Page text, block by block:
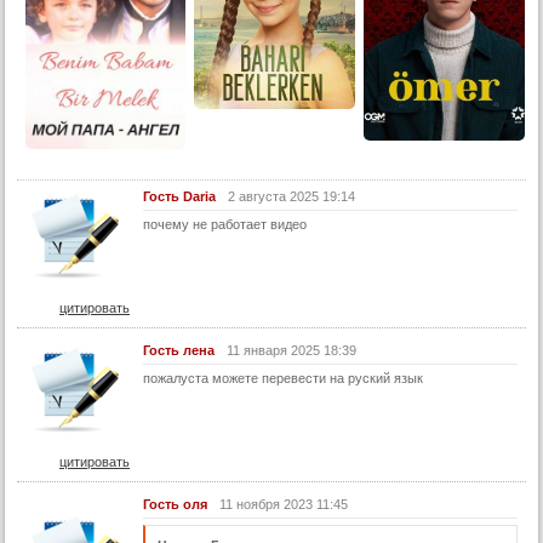
Гость Daria
2 августа 2025 19:14
почему не работает видео
цитировать
Гость лена
11 января 2025 18:39
пожалуста можете перевести на руский язык
цитировать
Гость оля 11 ноября 2023 11:45